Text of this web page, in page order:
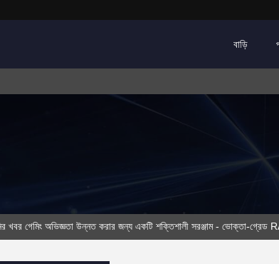
বাড়ি
খবর গেমিং অভিজ্ঞতা উন্নত করার জন্য একটি শক্তিশালী সরঞ্জাম - ভোক্তা-গ্রেড